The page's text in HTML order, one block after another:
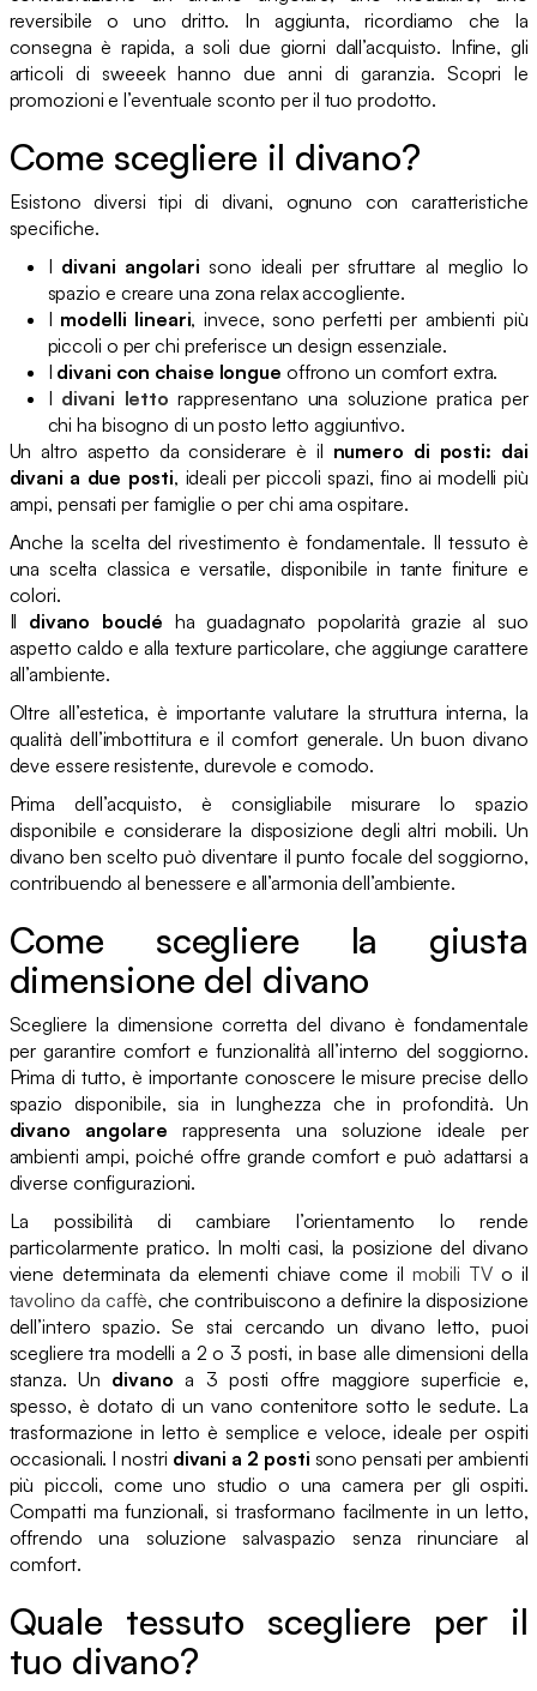
reversibile o uno dritto. In aggiunta, ricordiamo che la
consegna è rapida, a soli due giorni dall’acquisto. Infine, gli
articoli di sweeek hanno due anni di garanzia. Scopri le
promozioni e l’eventuale sconto per il tuo prodotto.
Come scegliere il divano?
Esistono diversi tipi di divani, ognuno con caratteristiche
specifiche.
I divani angolari sono ideali per sfruttare al meglio lo
spazio e creare una zona relax accogliente.
I modelli lineari, invece, sono perfetti per ambienti più
piccoli o per chi preferisce un design essenziale.
I divani con chaise longue offrono un comfort extra.
I divani letto rappresentano una soluzione pratica per
chi ha bisogno di un posto letto aggiuntivo.
Un altro aspetto da considerare è il numero di posti: dai
divani a due posti, ideali per piccoli spazi, fino ai modelli più
ampi, pensati per famiglie o per chi ama ospitare.
Anche la scelta del rivestimento è fondamentale. Il tessuto è
una scelta classica e versatile, disponibile in tante finiture e
colori.
Il divano bouclé ha guadagnato popolarità grazie al suo
aspetto caldo e alla texture particolare, che aggiunge carattere
all’ambiente.
Oltre all’estetica, è importante valutare la struttura interna, la
qualità dell’imbottitura e il comfort generale. Un buon divano
deve essere resistente, durevole e comodo.
Prima dell’acquisto, è consigliabile misurare lo spazio
disponibile e considerare la disposizione degli altri mobili. Un
divano ben scelto può diventare il punto focale del soggiorno,
contribuendo al benessere e all’armonia dell’ambiente.
Come scegliere la giusta
dimensione del divano
Scegliere la dimensione corretta del divano è fondamentale
per garantire comfort e funzionalità all’interno del soggiorno.
Prima di tutto, è importante conoscere le misure precise dello
spazio disponibile, sia in lunghezza che in profondità. Un
divano angolarerappresenta una soluzione ideale per
ambienti ampi, poiché offre grande comfort e può adattarsi a
diverse configurazioni.
La possibilità di cambiare l’orientamento lo rende
particolarmente pratico. In molti casi, la posizione del divano
viene determinata da elementi chiave come il mobili TVo il
tavolino da caffè, che contribuiscono a definire la disposizione
dell’intero spazio. Se stai cercando un divano letto, puoi
scegliere tra modelli a 2 o 3 posti, in base alle dimensioni della
stanza. Un divanoa 3 posti offre maggiore superficie e,
spesso, è dotato di un vano contenitore sotto le sedute. La
trasformazione in letto è semplice e veloce, ideale per ospiti
occasionali. I nostri divani a 2 posti sono pensati per ambienti
più piccoli, come uno studio o una camera per gli ospiti.
Compatti ma funzionali, si trasformano facilmente in un letto,
offrendo una soluzione salvaspazio senza rinunciare al
comfort.
Quale tessuto scegliere per il
tuo divano?